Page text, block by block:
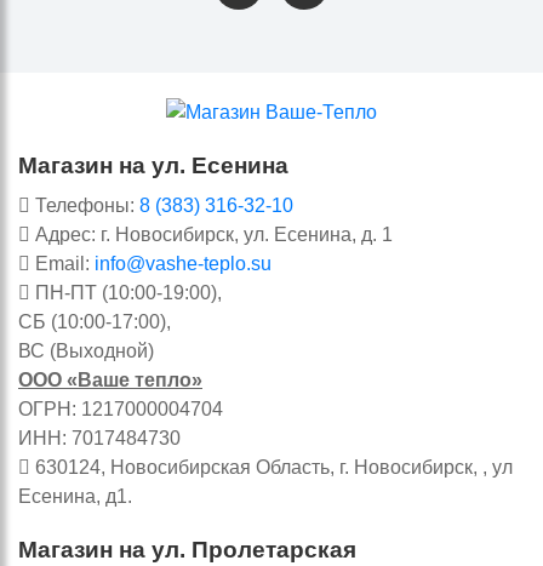
Магазин на ул. Есенина
Телефоны: 8 (383) 316-32-10
Адрес: г. Новосибирск, ул. Есенина, д. 1
Email: info@vashe-teplo.su
ПН-ПТ (10:00-19:00),
СБ (10:00-17:00),
ВС (Выходной)
ООО «Ваше тепло»
ОГРН: 1217000004704
ИНН: 7017484730
630124, Новосибирская Область, г. Новосибирск, , ул
Есенина, д1.
Магазин на ул. Пролетарская